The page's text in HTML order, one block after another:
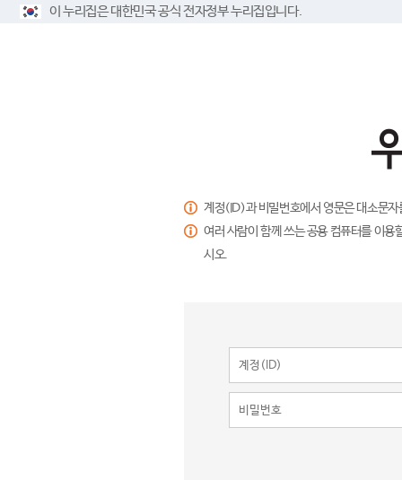
이 누리집은 대한민국 공식 전자정부 누리집입니다.
계정(ID)과 비밀번호에서 영문은 대소문
여러 사람이 함께 쓰는 공용 컴퓨터를 이
시오.